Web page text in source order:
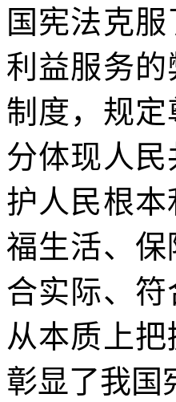
国宪法克
利益服务
制度，规
分体现人
护人民根
福生活、
合实际、
从本质上
彰显了我国